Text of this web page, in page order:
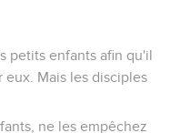
petits enfants afin qu'il
eux. Mais les disciples
ne les empêchez